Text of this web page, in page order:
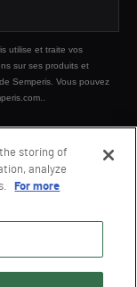
utilise et traite vos
sur ses produits et
de Semperis. Vous pouvez
the storing of
analyze
For more